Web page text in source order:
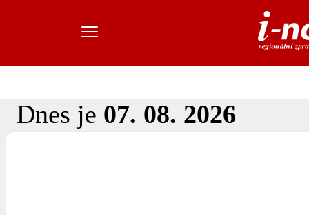
Dnes je 07. 08. 2026